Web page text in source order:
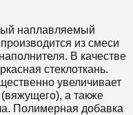
наплавляемый
из смеси
В качестве
стеклоткань.
увеличивает
а также
Полимерная добавка